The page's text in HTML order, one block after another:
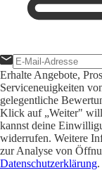
Erhalte Angebote,
Serviceneuigkeiten
gelegentliche
Klick auf „Weiter"
kannst deine
widerrufen. Weitere
zur Analyse von
Datenschutzerklärung.